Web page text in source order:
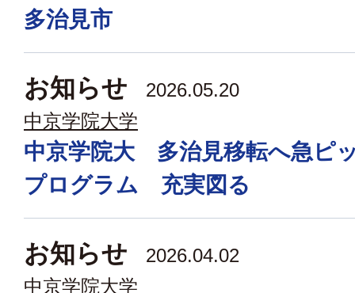
多治見市
お知らせ
2026.05.20
中京学院大学
中京学院大 多治見移転へ急ピ
プログラム 充実図る
お知らせ
2026.04.02
中京学院大学